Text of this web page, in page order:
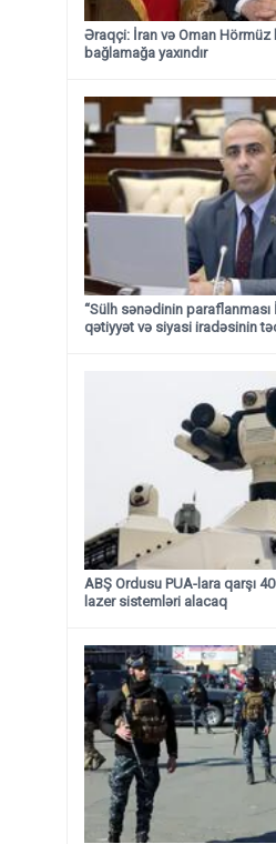
Əraqçi: İran və Oman Hörmüz
bağlamağa yaxındır
“Sülh sənədinin
qətiyyət və siyasi iradəsinin
ABŞ Ordusu PUA-lara qarşı
lazer sistemləri alacaq